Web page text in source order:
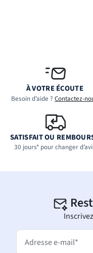
À VOTRE ÉCOUTE
Besoin d’aide ?Contactez-
SATISFAIT OU
30 jours* pour changer
Adresse e-mail*